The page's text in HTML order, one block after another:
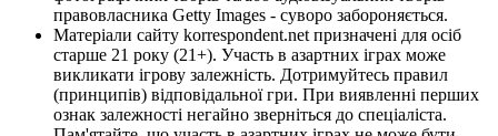
правовласника Getty Images - суворо забороняється.
Матеріали сайту korrespondent.net призначені для осіб
старше 21 року (21+). Участь в азартних іграх може
викликати ігрову залежність. Дотримуйтесь правил
(принципів) відповідальної гри. При виявленні перших
ознак залежності негайно зверніться до спеціаліста.